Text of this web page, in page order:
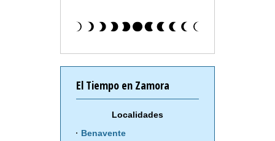
El Tiempo en Zamora
Localidades
Benavente